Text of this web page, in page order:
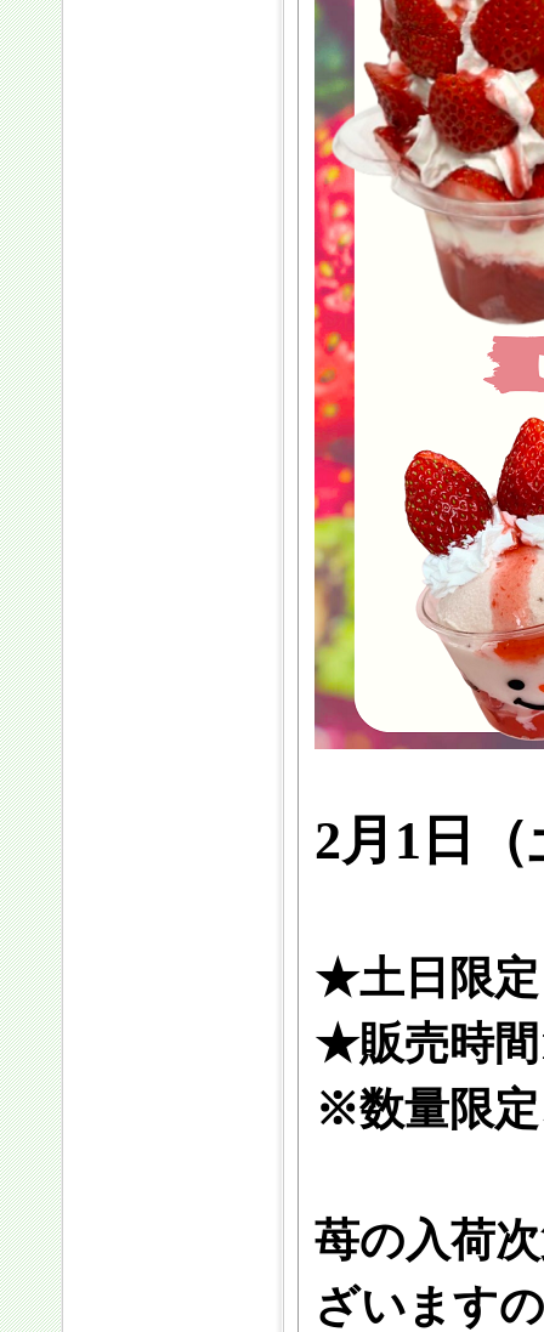
2月1日
★土日限定
★販売時間
※数量限
苺の入荷
ざいます